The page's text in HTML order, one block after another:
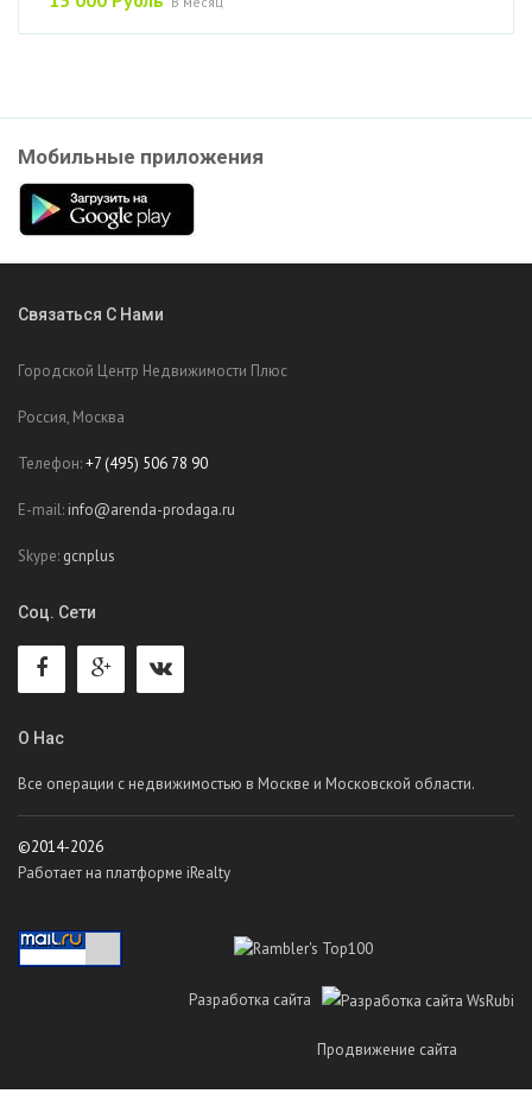
Мобильные приложения
Связаться С Нами
Городской Центр Недвижимости Плюс
Россия, Москва
Телефон:+7 (495) 506 78 90
E-mail: info@arenda-prodaga.ru
Skype: gcnplus
Соц. Сети
О Нас
Все операции с недвижимостью в Москве и Московской области.
©2014-2026
Работает на платформе iRealty
Разработка сайта
Продвижение сайта